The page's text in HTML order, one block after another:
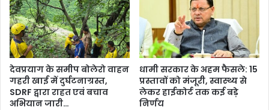
देवप्रयाग के समीप बोलेरो वाहन
गहरी खाई में दुर्घटनाग्रस्त,
SDRF द्वारा राहत एवं बचाव
अभियान जारी…
धामी सरकार के अहम फैसले: 15
प्रस्तावों को मंजूरी, स्वास्थ्य से
लेकर हाईकोर्ट तक कई बड़े
निर्णय